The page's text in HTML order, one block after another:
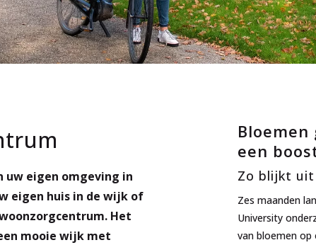
eigen omgeving in
eigen huis in de wijk of
Het
mooie wijk met
een
Zo blijkt uit
Zes maanden
University
van bloemen op